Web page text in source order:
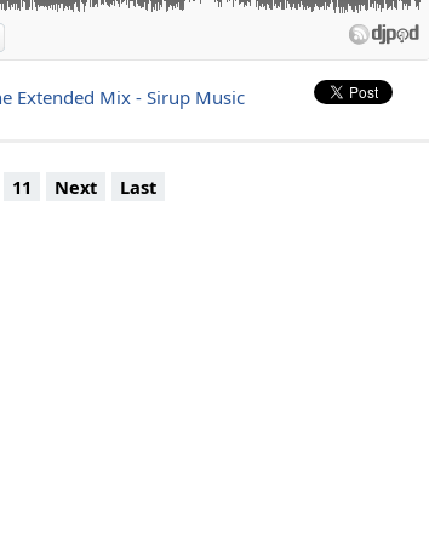
et téléchargements .. Merci . Guy
Extended Mix - Sirup Music
11 Next Last